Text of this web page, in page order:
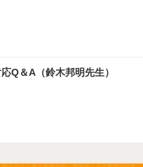
Q＆A（鈴木邦明先生）